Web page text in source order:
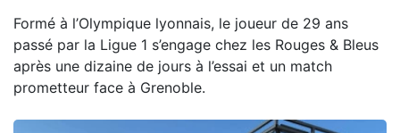
Formé à l’Olympique lyonnais, le joueur de 29 ans
passé par la Ligue 1 s’engage chez les Rouges & Bleus
après une dizaine de jours à l’essai et un match
prometteur face à Grenoble.